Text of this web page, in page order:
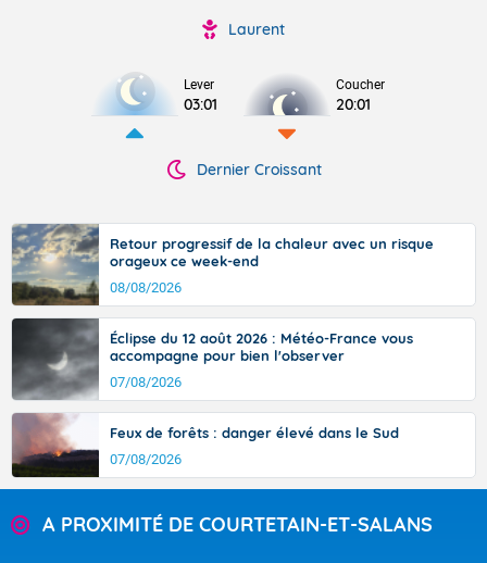
Laurent
Lever
03:01
Coucher
20:01
Dernier Croissant
Retour progressif de la chaleur avec un risque
orageux ce week-end
08/08/2026
Éclipse du 12 août 2026 : Météo-France vous
accompagne pour bien l'observer
07/08/2026
Feux de forêts : danger élevé dans le Sud
07/08/2026
A PROXIMITÉ DE COURTETAIN-ET-SALANS